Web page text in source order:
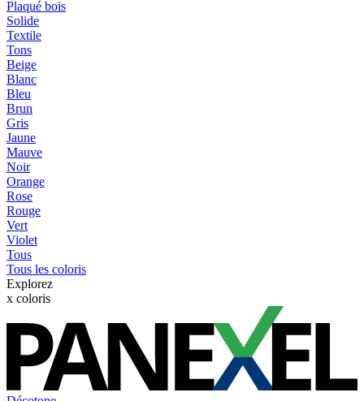
Plaqué bois
Solide
Textile
Tons
Beige
Blanc
Bleu
Brun
Gris
Jaune
Mauve
Noir
Orange
Rose
Rouge
Vert
Violet
Tous
Tous les coloris
Explorez
x coloris